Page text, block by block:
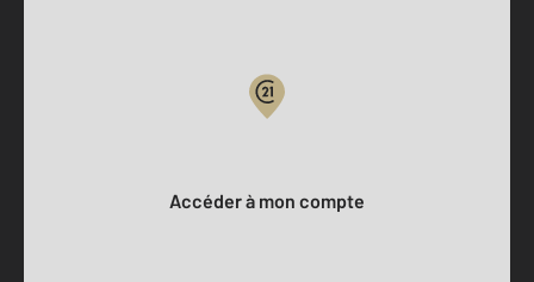
Accéder à mon compte